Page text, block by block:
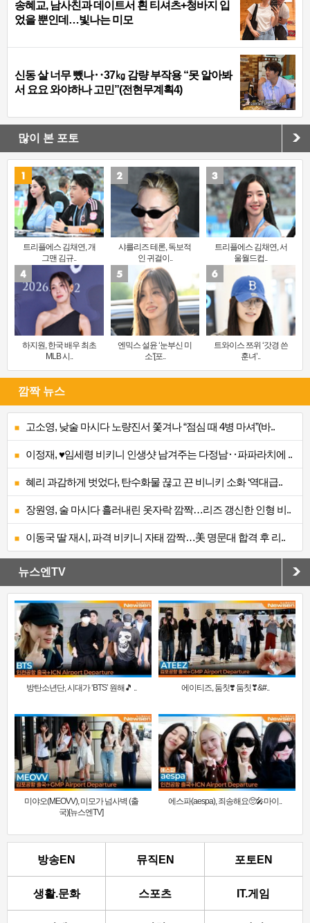
송혜교, 남사친과 데이트서 흰 티셔츠+청바지 입
었을 뿐인데…빛나는 미모
신동 살 너무 뺐나‥37㎏ 감량 부작용 “못 알아봐
서 요요 와야하나 고민”(전현무계획4)
많이 본 포토
트리플에스 김채연, 개
그맨 김규..
샤를리즈 테론, 독보적
인 귀걸이..
트리플에스 김채연, 서
울월드컵..
하지원, 한국 배우 최초
MLB 시..
엔믹스 설윤 ‘눈부신 미
소’[포..
트와이스 쯔위 ‘갓경 쓴
훈녀’..
깜짝 뉴스
고소영, 낮술 마시다 노량진서 쫓겨나 “점심 때 4병 마셔”(바..
이정재, ♥임세령 비키니 인생샷 남겨주는 다정남‥파파라치에 ..
혜리 과감하게 벗었다, 탄수화물 끊고 끈 비니키 소화 ‘역대급..
장원영, 술 마시다 흘러내린 옷자락 깜짝…리즈 갱신한 인형 비..
이동국 딸 재시, 파격 비키니 자태 깜짝…美 명문대 합격 후 리..
뉴스엔TV
방탄소년단, 시대가 ‘BTS’ 원해🎵 .. 에이티즈, 둠칫❣️ 둠칫❣&#..
미야오(MEOVV), 미모가 넘사벽 (출
국)[뉴스엔TV]
에스파(aespa), 죄송해요🥺🎤마이..
방송EN 뮤직EN 포토EN
생활.문화 스포츠 IT.게임